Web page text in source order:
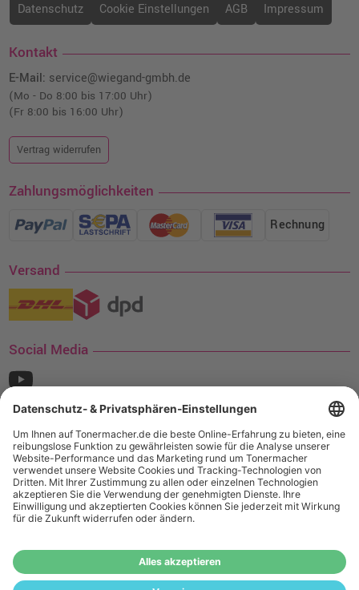
Datenschutz
Cookie Einstellungen AGB Impressum
Kontakt
E-Mail: service@wiegand-gmbh.de
(Mo - Do 8:00 bis 17:00 Uhr)
(Fr 8:00 bis 16:00 Uhr)
Vertrag widerrufen
Zahlungsmöglichkeiten
Rechnung
Versand
Social Media
¹ Nur gültig für den Versand innerhalb Deutschlands. Befindet sich ein Warenwert
von mindestens 35€ (inkl. Mwst.) an Ampertec Artikeln in Ihrem Warenkorb, ist der
Versand für Sie kostenfrei.